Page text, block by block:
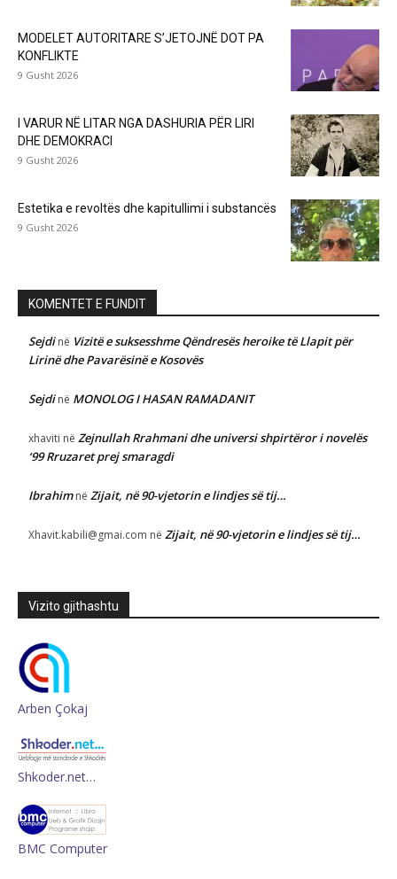
MODELET AUTORITARE S’JETOJNË DOT PA
KONFLIKTE
9 Gusht 2026
I VARUR NË LITAR NGA DASHURIA PËR LIRI
DHE DEMOKRACI
9 Gusht 2026
Estetika e revoltës dhe kapitullimi i substancës
9 Gusht 2026
KOMENTET E FUNDIT
Sejdinë Vizitë e suksesshme Qëndresës heroike të Llapit për
Lirinë dhe Pavarësinë e Kosovës
Sejdinë MONOLOG I HASAN RAMADANIT
xhaviti në Zejnullah Rrahmani dhe universi shpirtëror i novelës
‘99 Rruzaret prej smaragdi
Ibrahimnë Zijait, në 90-vjetorin e lindjes së tij…
Xhavit.kabili@gmai.com në Zijait, në 90-vjetorin e lindjes së tij…
Vizito gjithashtu
Arben Çokaj
Shkoder.net…
BMC Computer